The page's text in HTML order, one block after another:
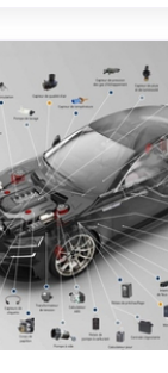
من الحوادث.